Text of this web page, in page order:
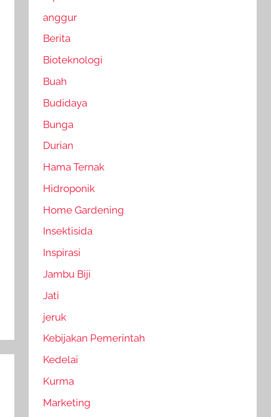
anggur
Berita
Bioteknologi
Buah
Budidaya
Bunga
Durian
Hama Ternak
Hidroponik
Home Gardening
Insektisida
Inspirasi
Jambu Biji
Jati
jeruk
Kebijakan Pemerintah
Kedelai
Kurma
Marketing